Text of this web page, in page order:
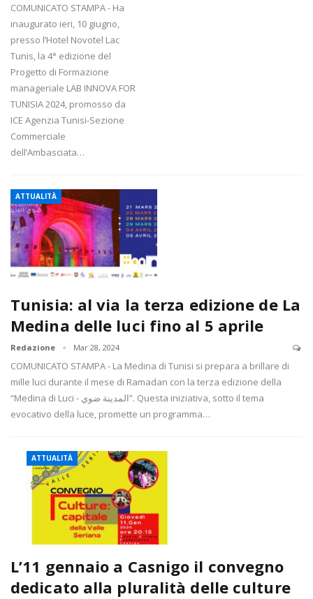
COMUNICATO STAMPA - Ha
inaugurato ieri, 10 giugno,
presso l’Hotel Novotel Lac
Tunis, la 4° edizione del
Progetto di Formazione
manageriale LAB INNOVA FOR
TUNISIA 2024, promosso da
ICE Agenzia Tunisi-Sezione
Commerciale
dell’Ambasciata…
ATTUALITÀ
Tunisia: al via la terza edizione de La
Medina delle luci fino al 5 aprile
Redazione Mar 28, 2024
COMUNICATO STAMPA - La Medina di Tunisi si prepara a brillare di
mille luci durante il mese di Ramadan con la terza edizione della
“Medina di Luci - المدينة ضوي”. Questa iniziativa, sotto il tema
evocativo della luce, promette un programma…
ATTUALITÀ
L’11 gennaio a Casnigo il convegno
dedicato alla pluralità delle culture